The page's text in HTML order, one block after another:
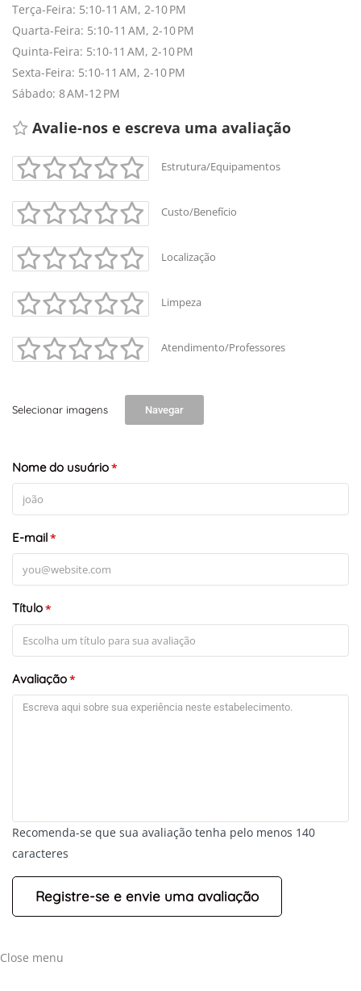
Leaflet
Terça-Feira: 5:10-11 AM, 2-10 PM
Quarta-Feira: 5:10-11 AM, 2-10 PM
Quinta-Feira: 5:10-11 AM, 2-10 PM
Sexta-Feira: 5:10-11 AM, 2-10 PM
Sábado: 8 AM-12 PM
Avalie-nos e escreva uma avaliação
Estrutura/Equipamentos
Custo/Benefício
Localização
Limpeza
Atendimento/Professores
Selecionar imagens Navegar
Nome do usuário*
E-mail*
Título*
Avaliação*
Recomenda-se que sua avaliação tenha pelo menos 140
caracteres
Close menu